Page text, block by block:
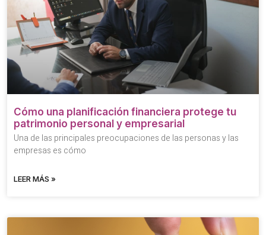
Cómo una planificación financiera protege tu
patrimonio personal y empresarial
Una de las principales preocupaciones de las personas y las
empresas es cómo
LEER MÁS »